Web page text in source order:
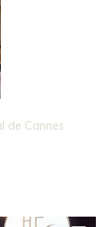
de Cannes